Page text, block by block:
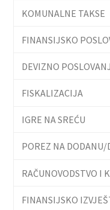
KOMUNALNE TAKSE
FINANSIJSKO
DEVIZNO
FISKALIZACIJA
IGRE NA SREĆU
POREZ NA
RAČUNOVODSTVO I
FINANSIJSKO